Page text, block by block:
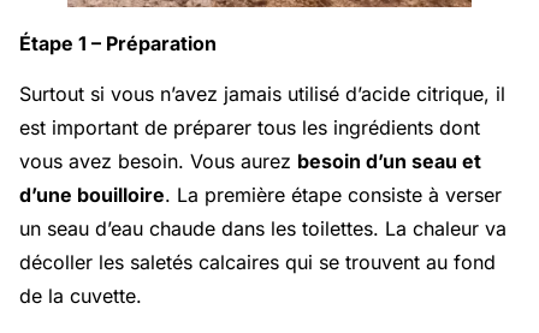
Étape 1 – Préparation
Surtout si vous n’avez jamais utilisé d’acide citrique, il
est important de préparer tous les ingrédients dont
vous avez besoin. Vous aurez besoin d’un seau et
d’une bouilloire. La première étape consiste à verser
un seau d’eau chaude dans les toilettes. La chaleur va
décoller les saletés calcaires qui se trouvent au fond
de la cuvette.